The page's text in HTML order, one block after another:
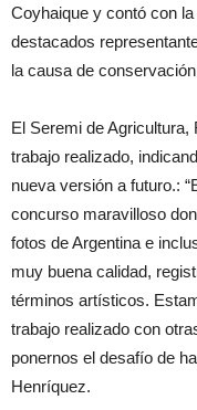
Coyhaique y contó con
destacados
la causa de
El Seremi de
trabajo realizado,
nueva versión a futuro.:
concurso maravilloso
fotos de Argentina e
muy buena calidad,
términos artísticos.
trabajo realizado con
ponernos el desafío de
Henríquez.